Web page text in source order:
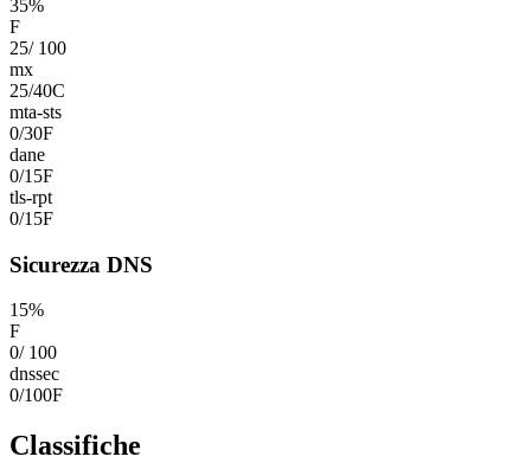
35%
F
25/ 100
mx
25/40C
mta-sts
0/30F
dane
0/15F
tls-rpt
0/15F
Sicurezza DNS
15%
F
0/ 100
dnssec
0/100F
Classifiche